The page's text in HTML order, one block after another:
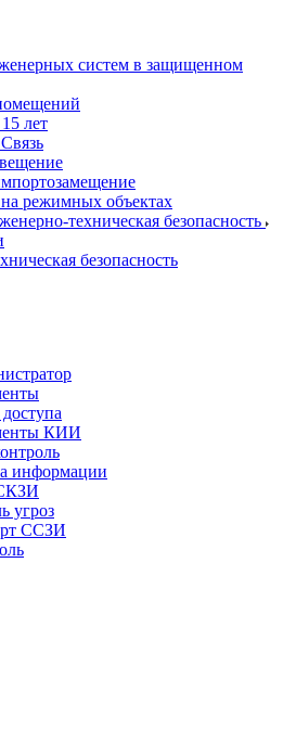
систем в защищенном
лет
режимных объектах
техническая безопасность
безопасность
КИИ
информации
угроз
ССЗИ